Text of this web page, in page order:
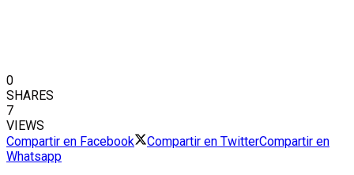
0
SHARES
7
VIEWS
Compartir en Facebook
Compartir en TwitterCompartir en
Whatsapp